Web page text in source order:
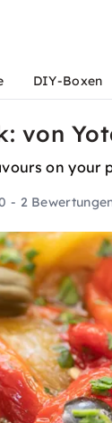
DIY-Boxen
von
on your
- 2